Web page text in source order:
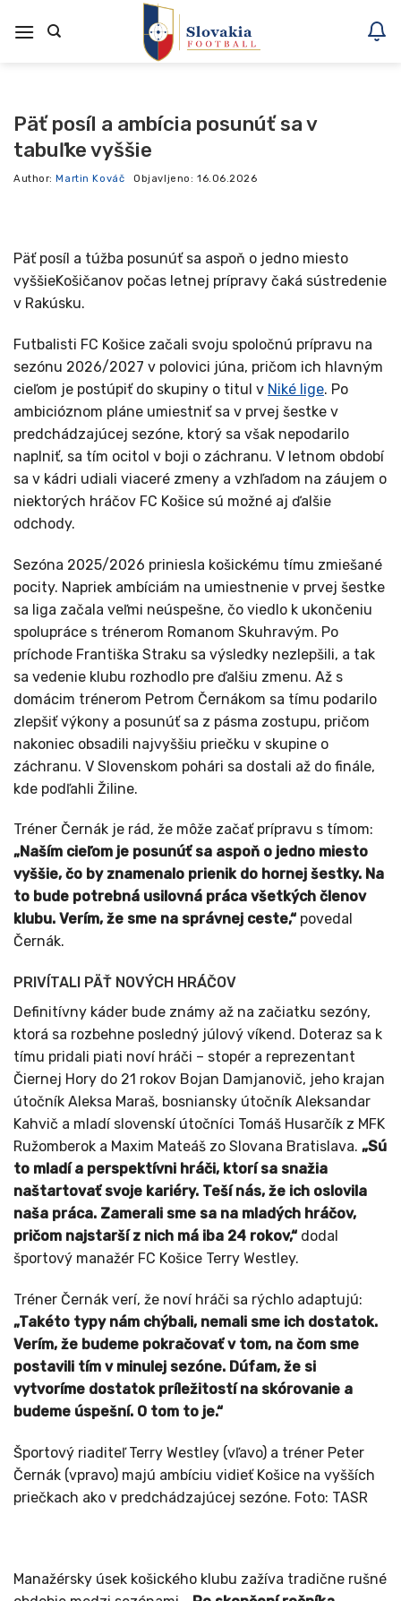
na
Päť posíl a ambícia posunúť sa v
tabuľke vyššie
Author: Martin Kováč Objavljeno: 16.06.2026
Päť posíl a túžba posunúť sa aspoň o jedno miesto
vyššieKošičanov počas letnej prípravy čaká sústredenie
v Rakúsku.
Futbalisti FC Košice začali svoju spoločnú prípravu na
sezónu 2026/2027 v polovici júna, pričom ich hlavným
cieľom je postúpiť do skupiny o titul v Niké lige. Po
ambicióznom pláne umiestniť sa v prvej šestke v
predchádzajúcej sezóne, ktorý sa však nepodarilo
naplniť, sa tím ocitol v boji o záchranu. V letnom období
sa v kádri udiali viaceré zmeny a vzhľadom na záujem o
niektorých hráčov FC Košice sú možné aj ďalšie
odchody.
Sezóna 2025/2026 priniesla košickému tímu zmiešané
pocity. Napriek ambíciám na umiestnenie v prvej šestke
sa liga začala veľmi neúspešne, čo viedlo k ukončeniu
spolupráce s trénerom Romanom Skuhravým. Po
príchode Františka Straku sa výsledky nezlepšili, a tak
sa vedenie klubu rozhodlo pre ďalšiu zmenu. Až s
domácim trénerom Petrom Černákom sa tímu podarilo
zlepšiť výkony a posunúť sa z pásma zostupu, pričom
nakoniec obsadili najvyššiu priečku v skupine o
záchranu. V Slovenskom pohári sa dostali až do finále,
kde podľahli Žiline.
Tréner Černák je rád, že môže začať prípravu s tímom:
„Naším cieľom je posunúť sa aspoň o jedno miesto
vyššie, čo by znamenalo prienik do hornej šestky. Na
to bude potrebná usilovná práca všetkých členov
klubu. Verím, že sme na správnej ceste,“ povedal
Černák.
PRIVÍTALI PÄŤ NOVÝCH HRÁČOV
Definitívny káder bude známy až na začiatku sezóny,
ktorá sa rozbehne posledný júlový víkend. Doteraz sa k
tímu pridali piati noví hráči – stopér a reprezentant
Čiernej Hory do 21 rokov Bojan Damjanovič, jeho krajan
útočník Aleksa Maraš, bosniansky útočník Aleksandar
Kahvič a mladí slovenskí útočníci Tomáš Husarčík z MFK
Ružomberok a Maxim Mateáš zo Slovana Bratislava. „Sú
to mladí a perspektívni hráči, ktorí sa snažia
naštartovať svoje kariéry. Teší nás, že ich oslovila
naša práca. Zamerali sme sa na mladých hráčov,
pričom najstarší z nich má iba 24 rokov,“ dodal
športový manažér FC Košice Terry Westley.
Tréner Černák verí, že noví hráči sa rýchlo adaptujú:
„Takéto typy nám chýbali, nemali sme ich dostatok.
Verím, že budeme pokračovať v tom, na čom sme
postavili tím v minulej sezóne. Dúfam, že si
vytvoríme dostatok príležitostí na skórovanie a
budeme úspešní. O tom to je.“
Športový riaditeľ Terry Westley (vľavo) a tréner Peter
Černák (vpravo) majú ambíciu vidieť Košice na vyšších
priečkach ako v predchádzajúcej sezóne. Foto: TASR
Manažérsky úsek košického klubu zažíva tradične rušné